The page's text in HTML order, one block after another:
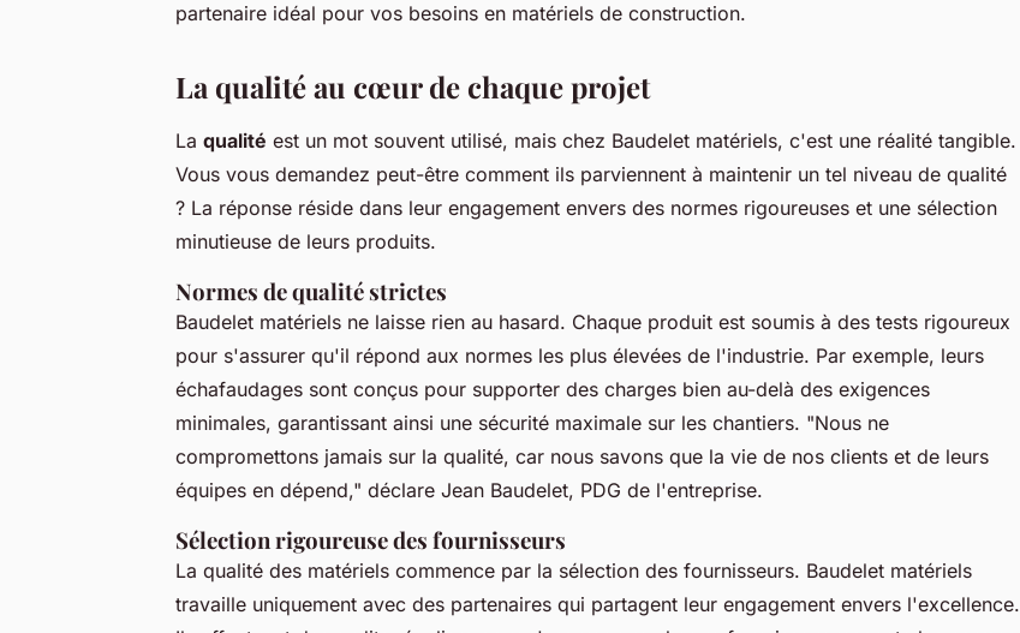
partenaire idéal pour vos besoins en matériels de construction.
La qualité au cœur de chaque projet
La qualité est un mot souvent utilisé, mais chez Baudelet matériels, c'est une réalité tangible.
Vous vous demandez peut-être comment ils parviennent à maintenir un tel niveau de qualité
? La réponse réside dans leur engagement envers des normes rigoureuses et une sélection
minutieuse de leurs produits.
Normes de qualité strictes
Baudelet matériels ne laisse rien au hasard. Chaque produit est soumis à des tests rigoureux
pour s'assurer qu'il répond aux normes les plus élevées de l'industrie. Par exemple, leurs
échafaudages sont conçus pour supporter des charges bien au-delà des exigences
minimales, garantissant ainsi une sécurité maximale sur les chantiers. "Nous ne
compromettons jamais sur la qualité, car nous savons que la vie de nos clients et de leurs
équipes en dépend," déclare Jean Baudelet, PDG de l'entreprise.
Sélection rigoureuse des fournisseurs
La qualité des matériels commence par la sélection des fournisseurs. Baudelet matériels
travaille uniquement avec des partenaires qui partagent leur engagement envers l'excellence.